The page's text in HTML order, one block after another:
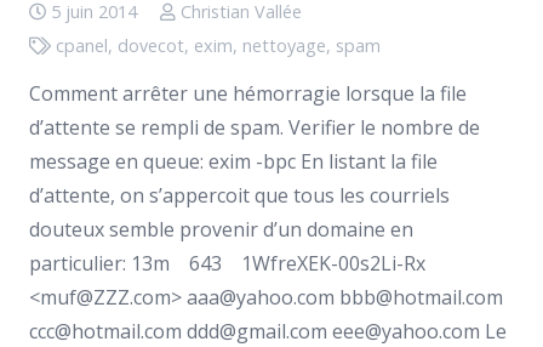
5 juin 2014
Christian Vallée
cpanel, dovecot, exim, nettoyage, spam
Comment arrêter une hémorragie lorsque la file
d’attente se rempli de spam. Verifier le nombre de
message en queue: exim -bpc En listant la file
d’attente, on s’appercoit que tous les courriels
douteux semble provenir d’un domaine en
particulier: 13m 643 1WfreXEK-00s2Li-Rx
<muf@ZZZ.com> aaa@yahoo.com bbb@hotmail.com
ccc@hotmail.com ddd@gmail.com eee@yahoo.com Le